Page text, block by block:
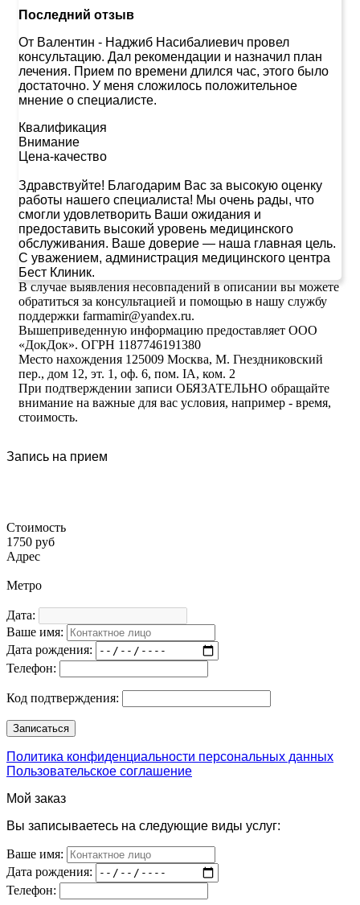
Последний отзыв
От Валентин - Наджиб Насибалиевич провел
консультацию. Дал рекомендации и назначил план
лечения. Прием по времени длился час, этого было
достаточно. У меня сложилось положительное
мнение о специалисте.
Квалификация
Внимание
Цена-качество
Здравствуйте! Благодарим Вас за высокую оценку
работы нашего специалиста! Мы очень рады, что
смогли удовлетворить Ваши ожидания и
предоставить высокий уровень медицинского
обслуживания. Ваше доверие — наша главная цель.
С уважением, администрация медицинского центра
Бест Клиник.
В случае выявления несовпадений в описании вы можете
обратиться за консультацией и помощью в нашу службу
поддержки farmamir@yandex.ru.
Вышеприведенную информацию предоставляет ООО
«ДокДок». ОГРН 1187746191380
Место нахождения 125009 Москва, М. Гнездниковский
пер., дом 12, эт. 1, оф. 6, пом. IA, ком. 2
При подтверждении записи ОБЯЗАТЕЛЬНО обращайте
внимание на важные для вас условия, например - время,
стоимость.
Запись на прием
Стоимость
1750 руб
Адрес
Метро
Дата:
Ваше имя:
Дата рождения:
Телефон:
Код подтверждения:
Политика конфиденциальности персональных данных
Пользовательское соглашение
Мой заказ
Вы записываетесь на следующие виды услуг:
Ваше имя:
Дата рождения:
Телефон: